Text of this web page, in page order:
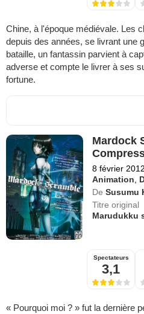
Chine, à l'époque médiévale. Les
depuis des années, se livrant une
bataille, un fantassin parvient à
adverse et compte le livrer à ses
fortune.
Mardock
8 février 2012
Animation
De Susumu
Titre original
Marudukku
Spectateurs
3,1
« Pourquoi moi ? » fut la dernière